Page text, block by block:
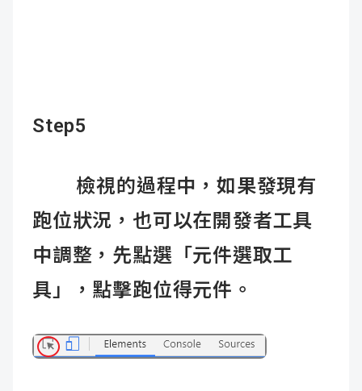
Step5
檢視的過程中，如果發現有
跑位狀況，也可以在開發者工具
中調整，先點選「元件選取工
具」，點擊跑位得元件。